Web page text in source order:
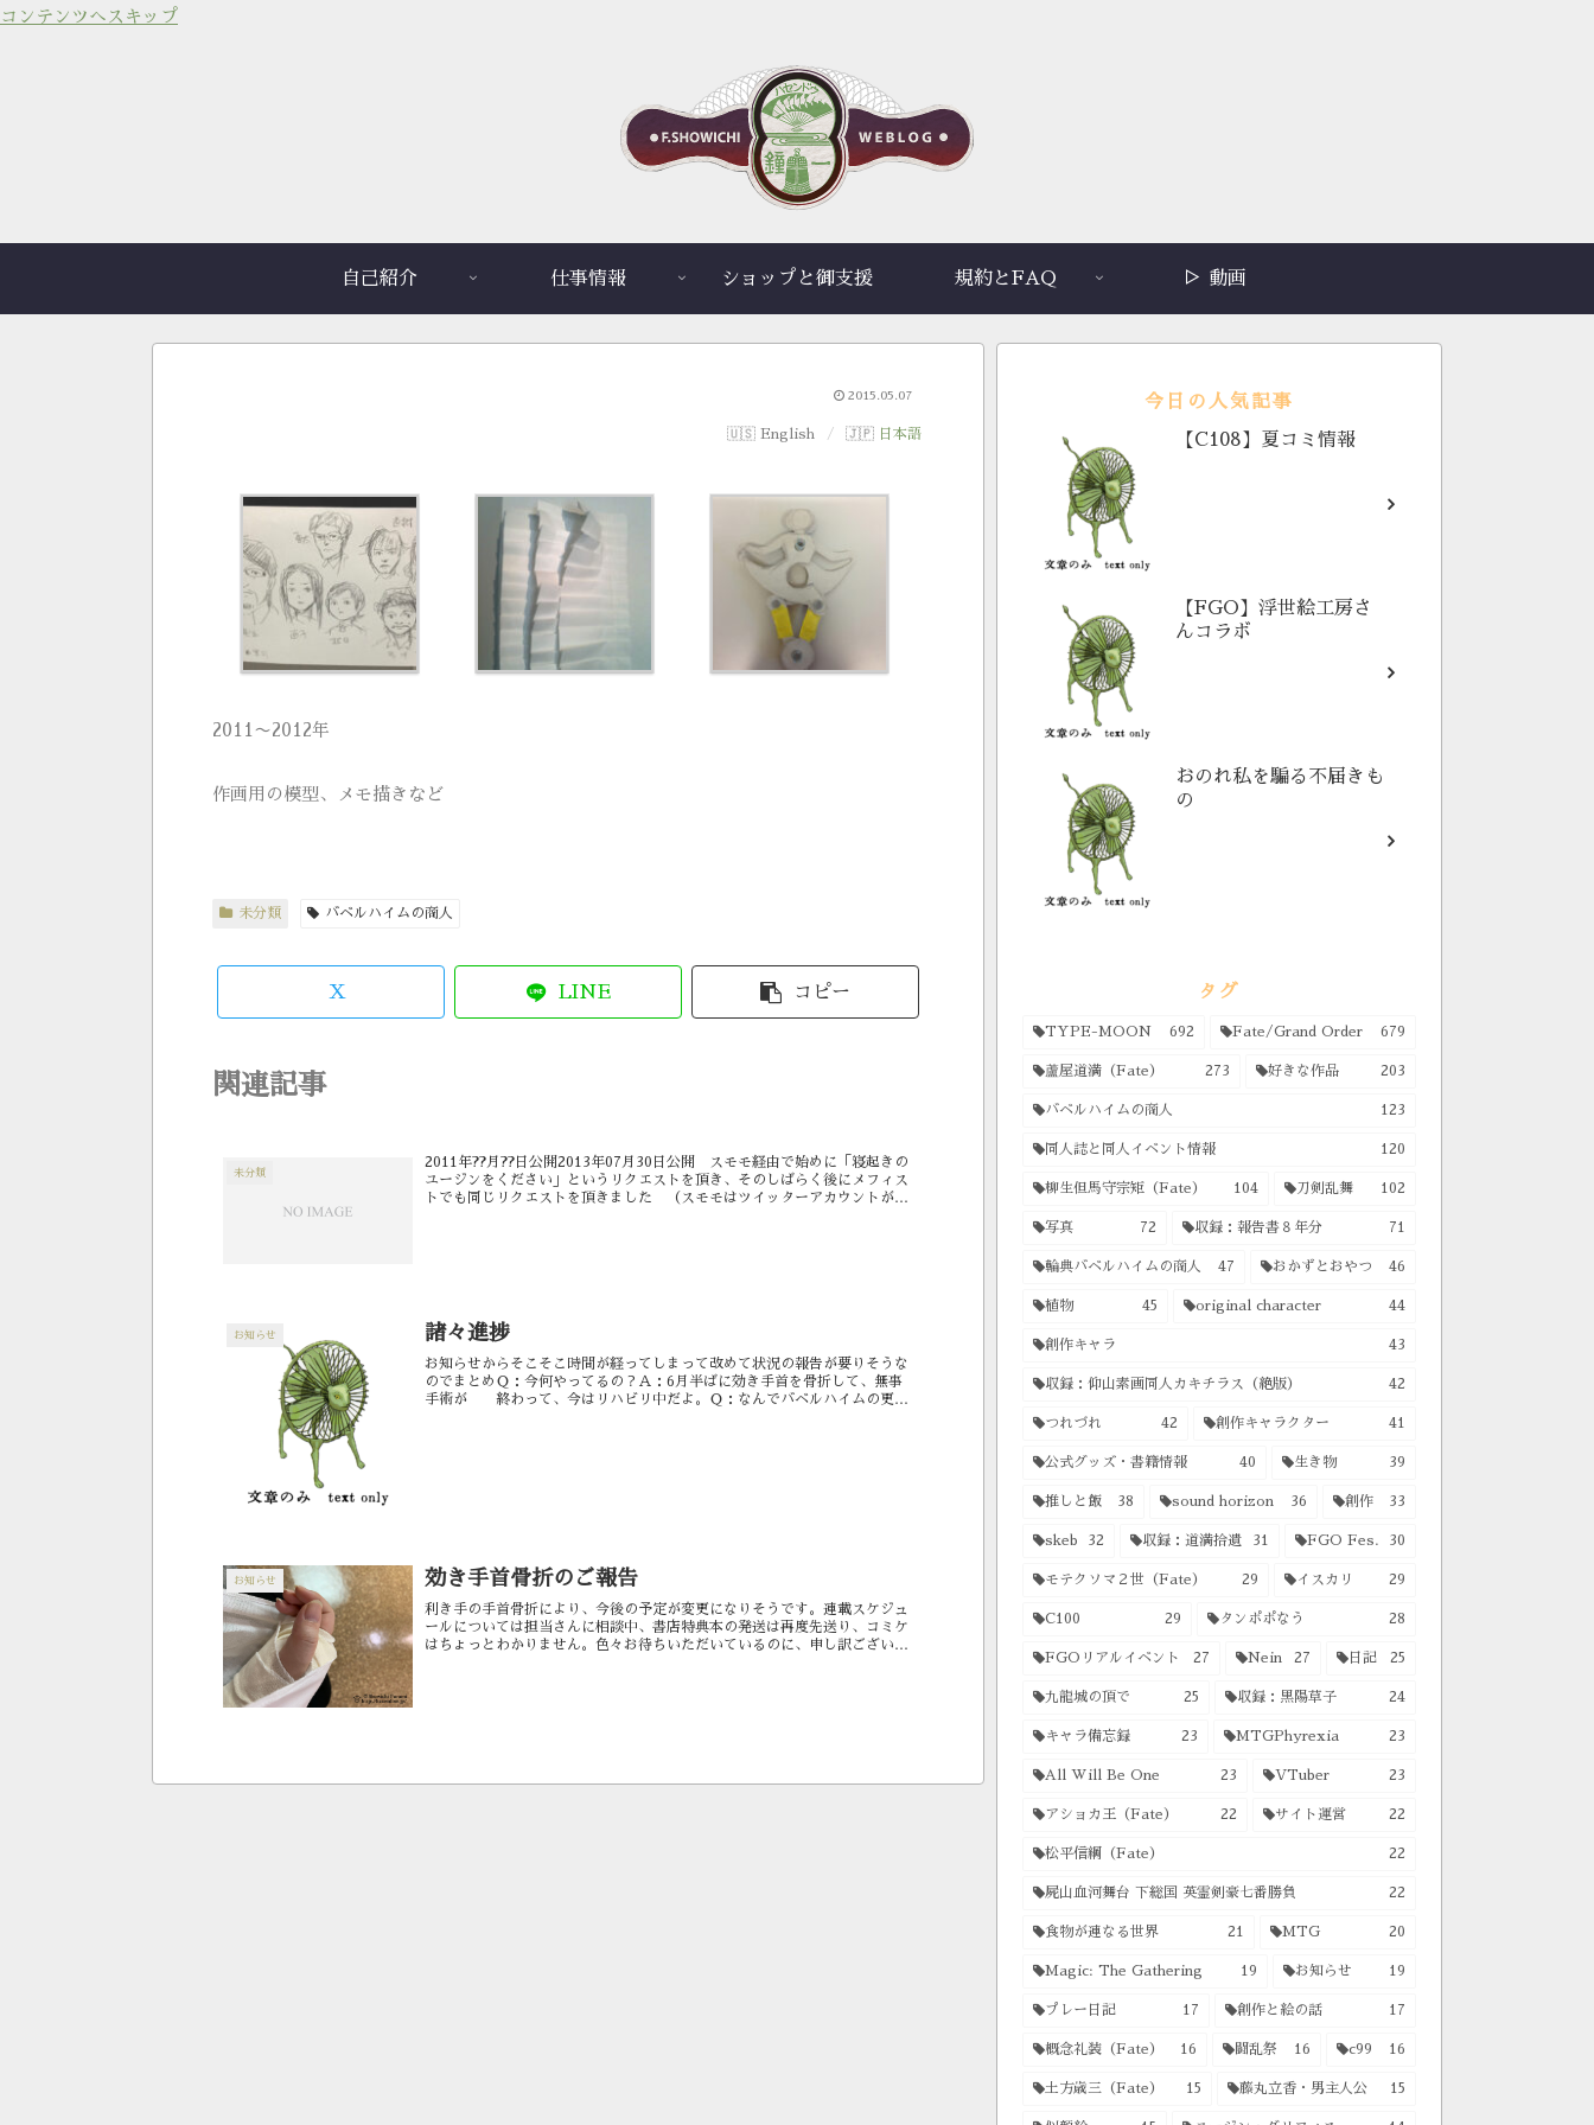
コンテンツへスキップ
自己紹介 仕事情報 ショップと御支援 規約とFAQ ▷ 動画
2015.05.07
English 日本語
2011〜2012年
作画用の模型、メモ描きなど
未分類 バベルハイムの商人
X LINE コピー
関連記事
未分類
2011年??月??日公開2013年07月30日公開 スモモ経由で始めに「寝起きの
ユージンをください」というリクエストを頂き、そのしばらく後にメフィス
トでも同じリクエストを頂きました （スモモはツイッターアカウントがあ
お知らせ 諸々進捗
お知らせからそこそこ時間が経ってしまって改めて状況の報告が要りそうな
のでまとめＱ：今何やってるの？Ａ：6月半ばに効き手首を骨折して、無事
手術が 終わって、今はリハビリ中だよ。Ｑ：なんでバベルハイムの更新
お知らせ 効き手首骨折のご報告
利き手の手首骨折により、今後の予定が変更になりそうです。連載スケジュ
ールについては担当さんに相談中、書店特典本の発送は再度先送り、コミケ
はちょっとわかりません。色々お待ちいただいているのに、申し訳ございま
今日の人気記事
【C108】夏コミ情報
【FGO】浮世絵工房さ
んコラボ
おのれ私を騙る不届きも
の
タグ
TYPE-MOON 692 Fate/Grand Order 679
蘆屋道満（Fate） 273 好きな作品 203
バベルハイムの商人 123
同人誌と同人イベント情報 120
柳生但馬守宗矩（Fate） 104 刀剣乱舞 102
写真 72 収録：報告書８年分 71
輪典バベルハイムの商人 47 おかずとおやつ 46
植物 45 original character 44
創作キャラ 43
収録：仰山素画同人カキチラス（絶版） 42
つれづれ 42 創作キャラクター 41
公式グッズ・書籍情報 40 生き物 39
推しと飯 38 sound horizon 36 創作 33
skeb 32 収録：道満拾遺 31 FGO Fes. 30
モテクソマ２世（Fate） 29 イスカリ 29
C100 29 タンポポなう 28
FGOリアルイベント 27 Nein 27 日記 25
九龍城の頂で 25 収録：黒陽草子 24
キャラ備忘録 23 MTGPhyrexia 23
All Will Be One 23 VTuber 23
アショカ王（Fate） 22 サイト運営 22
松平信綱（Fate） 22
屍山血河舞台 下総国 英霊剣豪七番勝負 22
食物が連なる世界 21 MTG 20
Magic: The Gathering 19 お知らせ 19
プレー日記 17 創作と絵の話 17
概念礼装（Fate） 16 闘乱祭 16 c99 16
土方歳三（Fate） 15 藤丸立香・男主人公 15